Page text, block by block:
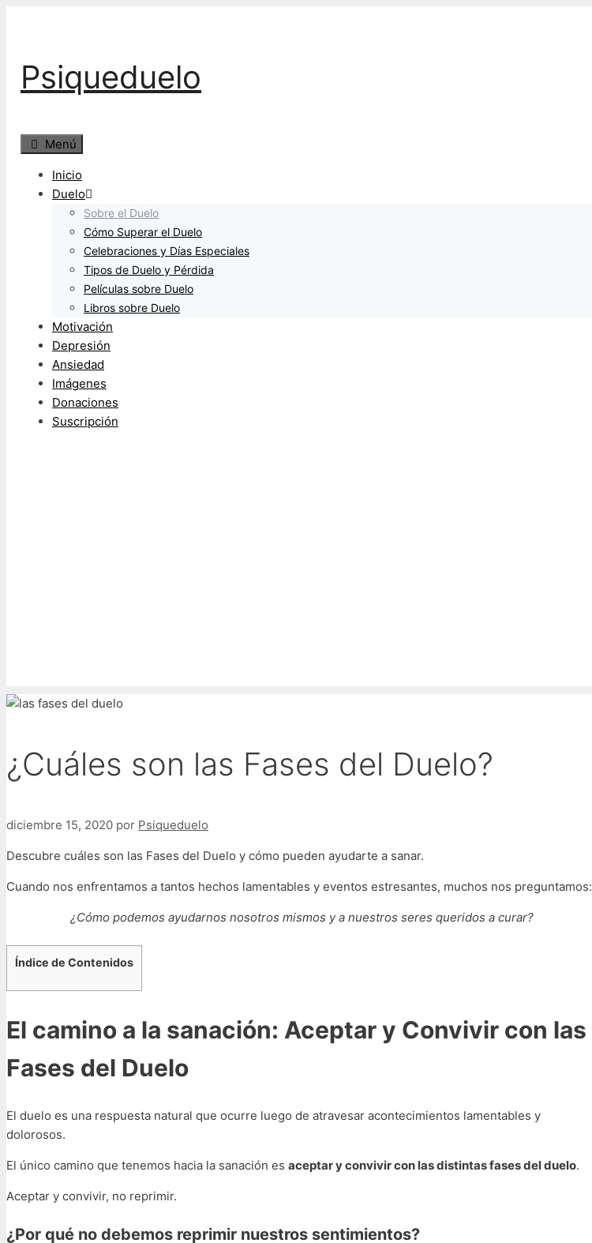
Psiqueduelo
Menú
Inicio
Duelo
Sobre el Duelo
Cómo Superar el Duelo
Celebraciones y Días Especiales
Tipos de Duelo y Pérdida
Películas sobre Duelo
Libros sobre Duelo
Motivación
Depresión
Ansiedad
Imágenes
Donaciones
Suscripción
¿Cuáles son las Fases del Duelo?
diciembre 15, 2020 por Psiqueduelo
Descubre cuáles son las Fases del Duelo y cómo pueden ayudarte a sanar.
Cuando nos enfrentamos a tantos hechos lamentables y eventos estresantes, muchos nos preguntamos:
¿Cómo podemos ayudarnos nosotros mismos y a nuestros seres queridos a curar?
Índice de Contenidos
El camino a la sanación: Aceptar y Convivir con las
Fases del Duelo
El duelo es una respuesta natural que ocurre luego de atravesar acontecimientos lamentables y
dolorosos.
El único camino que tenemos hacia la sanación es aceptar y convivir con las distintas fases del duelo.
Aceptar y convivir, no reprimir.
¿Por qué no debemos reprimir nuestros sentimientos?